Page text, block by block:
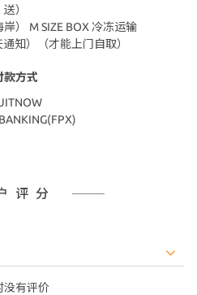
送）
岸） M SIZE BOX 冷冻运输
知）（才能上门自取）
款方式
评分
没有评价